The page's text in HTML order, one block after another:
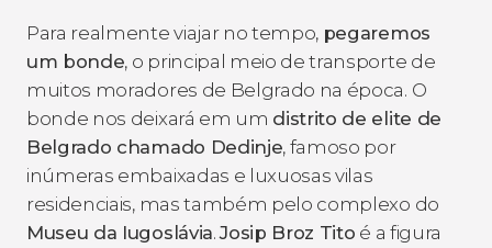
Para realmente viajar no tempo, pegaremos
um bonde, o principal meio de transporte de
muitos moradores de Belgrado na época. O
bonde nos deixará em um distrito de elite de
Belgrado chamado Dedinje, famoso por
inúmeras embaixadas e luxuosas vilas
residenciais, mas também pelo complexo do
Museu da Iugoslávia.Josip Broz Tito é a figura